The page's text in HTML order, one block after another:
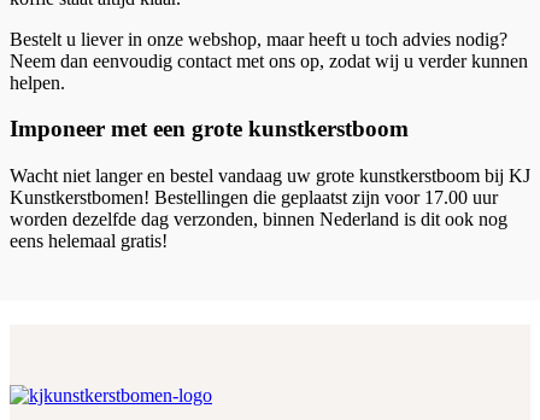
Bestelt u liever in onze webshop, maar heeft u toch advies nodig?
Neem dan eenvoudig contact met ons op, zodat wij u verder kunnen
helpen.
Imponeer met een grote kunstkerstboom
Wacht niet langer en bestel vandaag uw grote kunstkerstboom bij KJ
Kunstkerstbomen! Bestellingen die geplaatst zijn voor 17.00 uur
worden dezelfde dag verzonden, binnen Nederland is dit ook nog
eens helemaal gratis!